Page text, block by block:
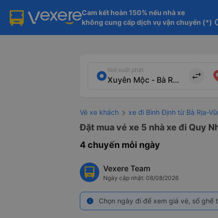
Cam kết hoàn 150% nếu nhà xe
không cung cấp dịch vụ vận chuyển (*)
Nơi xuất phát
import_export
Vé xe khách xe đi Bình Định từ Bà Rịa-
Đặt mua vé xe 5 nhà xe đi Quy
4 chuyến mỗi ngày
Vexere Team
Ngày cập nhật: 08/08/2026
info Chọn ngày đi để xem giá vé, số